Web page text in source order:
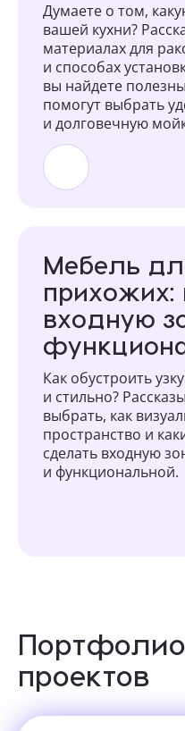
Думаете о том,
вашей кухни?
материалах для
и способах
вы найдете
помогут выбрать
и долговечную
Мебель
прихожих:
входную
Как обустроить
и стильно?
выбрать, как
пространство и
сделать входную
и функциональной.
проектов